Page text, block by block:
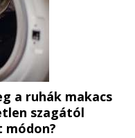
a ruhák makacs
szagától